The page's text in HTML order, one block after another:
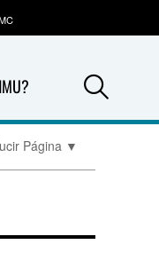
Página ▼